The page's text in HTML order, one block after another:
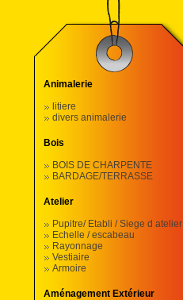
Animalerie
litiere
divers animalerie
Bois
BOIS DE CHARPENTE
BARDAGE/TERRASSE
Atelier
Pupitre/ Etabli / Siege d atelier
Echelle / escabeau
Rayonnage
Vestiaire
Armoire
Aménagement Extérieur